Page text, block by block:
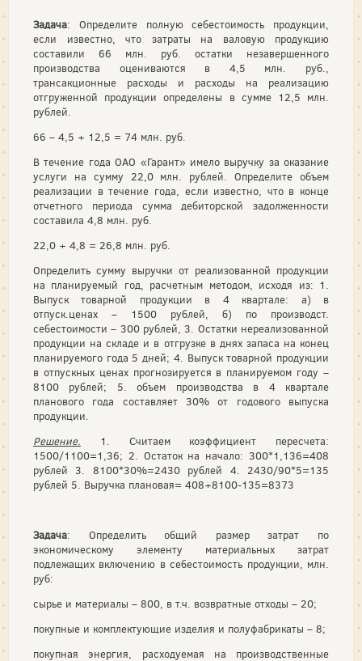
Задача: Определите полную себестоимость продукции,
если известно, что затраты на валовую продукцию
составили 66 млн. руб. остатки незавершенного
производства оцениваются в 4,5 млн. руб.,
трансакционные расходы и расходы на реализацию
отгруженной продукции определены в сумме 12,5 млн.
рублей.
66 – 4,5 + 12,5 = 74 млн. руб.
В течение года ОАО «Гарант» имело выручку за оказание
услуги на сумму 22,0 млн. рублей. Определите объем
реализации в течение года, если известно, что в конце
отчетного периода сумма дебиторской задолженности
составила 4,8 млн. руб.
22,0 + 4,8 = 26,8 млн. руб.
Определить сумму выручки от реализованной продукции
на планируемый год, расчетным методом, исходя из: 1.
Выпуск товарной продукции в 4 квартале: а) в
отпуск.ценах – 1500 рублей, б) по производст.
себестоимости – 300 рублей, 3. Остатки нереализованной
продукции на складе и в отгрузке в днях запаса на конец
планируемого года 5 дней; 4. Выпуск товарной продукции
в отпускных ценах прогнозируется в планируемом году –
8100 рублей; 5. объем производства в 4 квартале
планового года составляет 30% от годового выпуска
продукции.
Решение. 1. Считаем коэффициент пересчета:
1500/1100=1,36; 2. Остаток на начало: 300*1,136=408
рублей 3. 8100*30%=2430 рублей 4. 2430/90*5=135
рублей 5. Выручка плановая= 408+8100-135=8373
Задача: Определить общий размер затрат по
экономическому элементу материальных затрат
подлежащих включению в себестоимость продукции, млн.
руб:
сырье и материалы – 800, в т.ч. возвратные отходы – 20;
покупные и комплектующие изделия и полуфабрикаты – 8;
покупная энергия, расходуемая на производственные